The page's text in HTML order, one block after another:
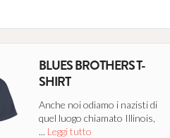
BLUES BROTHERS T-
SHIRT
Anche noi odiamo i nazisti di
quel luogo chiamato Illinois,
... Leggi tutto